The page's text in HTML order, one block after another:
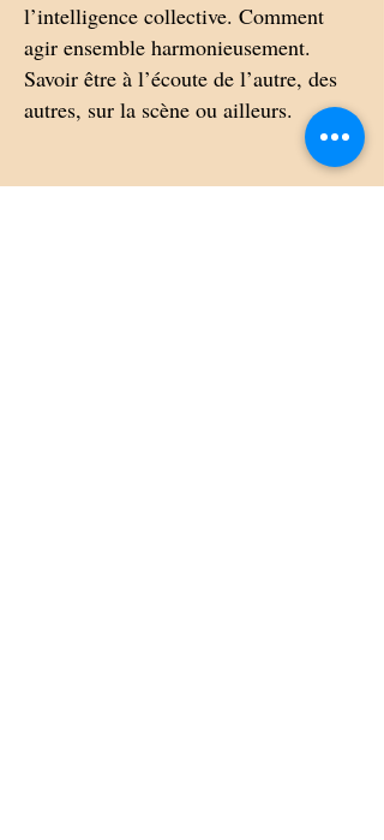
l’intelligence collective. Comment
agir ensemble harmonieusement.
Savoir être à l’écoute de l’autre, des
autres, sur la scène ou ailleurs.